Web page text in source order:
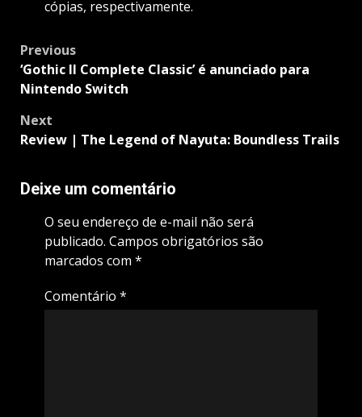
cópias, respectivamente.
Post
navigation
Previous
‘Gothic II Complete Classic’ é anunciado para
Nintendo Switch
Next
Review | The Legend of Nayuta: Boundless Trails
Deixe um comentário
O seu endereço de e-mail não será
publicado. Campos obrigatórios são
marcados com *
Comentário *